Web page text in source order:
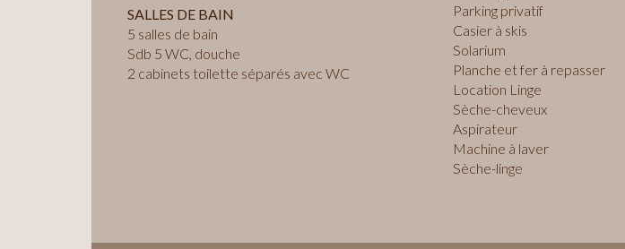
SALLES DE BAIN
5 salles de bain
Sdb 5 WC, douche
2 cabinets toilette séparés avec WC
Parking privatif
Casier à skis
Solarium
Planche et fer à repasser
Location Linge
Sèche-cheveux
Aspirateur
Machine à laver
Sèche-linge